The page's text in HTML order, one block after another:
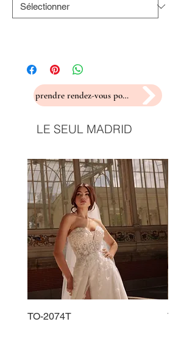
prendre rendez-vous pour un essayage
LE SEUL MADRID
TO-2074T TO-